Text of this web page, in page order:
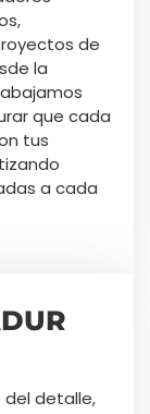
de
la
que cada
tus
a cada
del detalle,